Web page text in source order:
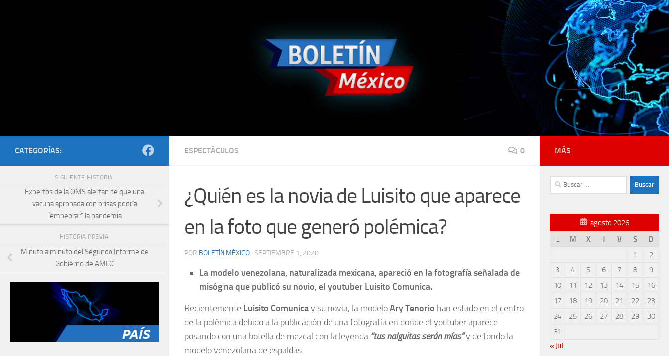
ESPECTÁCULOS 0
¿Quién es la novia de Luisito que aparece
en la foto que generó polémica?
POR BOLETÍN MÉXICO · SEPTIEMBRE 1, 2020
La modelo venezolana, naturalizada mexicana, apareció en la fotografía señalada de
misógina que publicó su novio, el youtuber Luisito Comunica.
Recientemente Luisito Comunicay su novia, la modeloAry Tenorio han estado en el centro
de la polémica debido a la publicación de una fotografía en donde el youtuber aparece
posando con una botella de mezcal con la leyenda “tus nalguitas serán mías”y de fondo la
modelo venezolana de espaldas.
CATEGORÍAS:
SIGUIENTE HISTORIA
Expertos de la OMS alertan de que una
vacuna aprobada con prisas podría
“empeorar” la pandemia
HISTORIA PREVIA
Minuto a minuto del Segundo Informe de
Gobierno de AMLO
MÁS
Buscar:
agosto 2026
L
M X J V S
D
1
2
3
4 5 6 7 8
9
10
11 12 13 14 15
16
17
18 19 20 21 22
23
24
25 26 27 28 29
30
31
« Jul